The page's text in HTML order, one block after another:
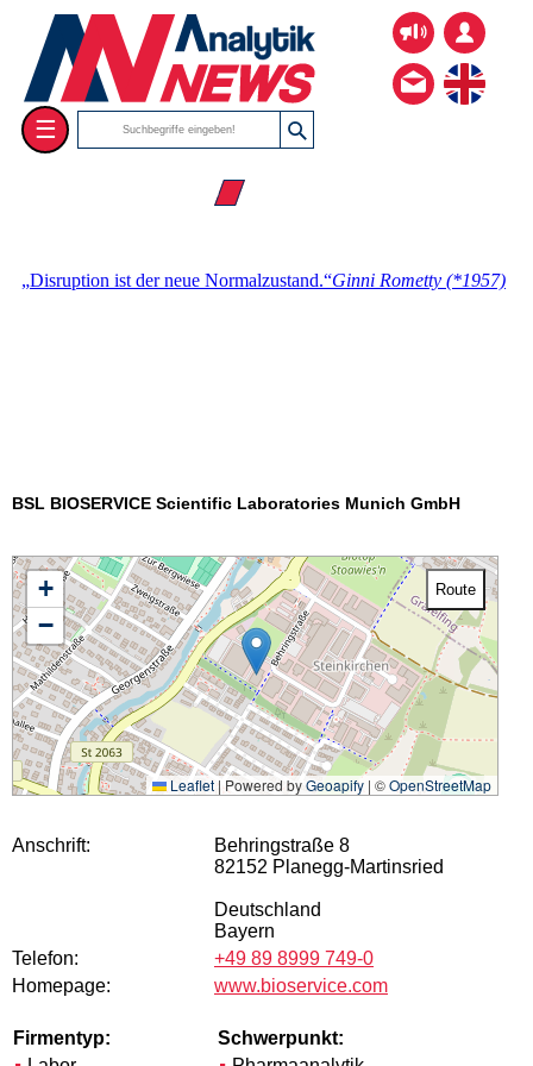
☰
☰ Firmenverzeichnis
BSL BIOSERVICE Scientific Laboratories Munich GmbH
+
−
Route
Leaflet |Powered byGeoapify| ©OpenStreetMap
Anschrift:
Behringstraße 8
82152 Planegg-Martinsried
Deutschland
Bayern
Telefon:
+49 89 8999 749-0
Homepage:
www.bioservice.com
Firmentyp:
Schwerpunkt: